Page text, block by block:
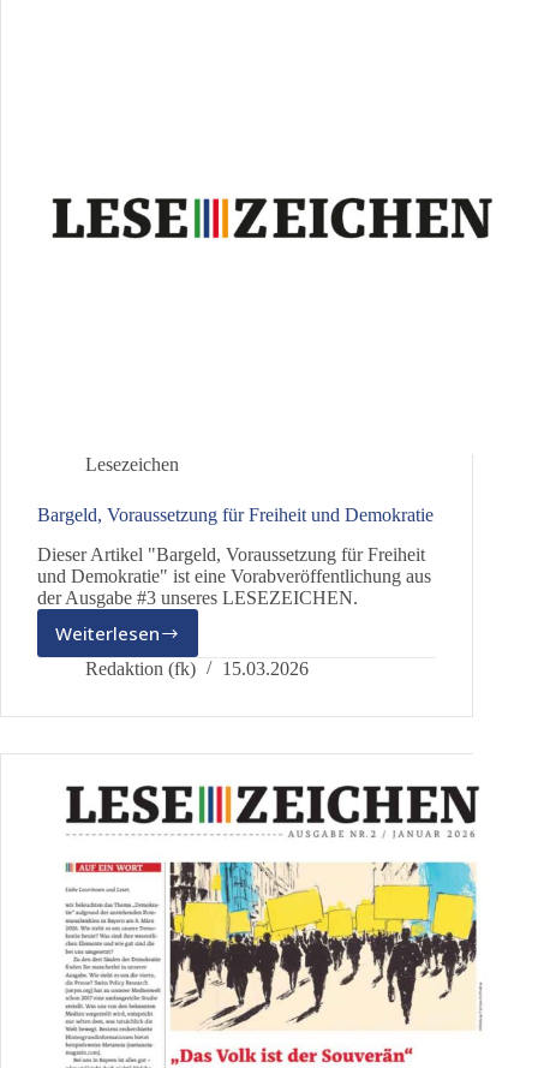
Lesezeichen
Bargeld, Voraussetzung für Freiheit und Demokratie
Dieser Artikel "Bargeld, Voraussetzung für Freiheit
und Demokratie" ist eine Vorabveröffentlichung aus
der Ausgabe #3 unseres LESEZEICHEN.
Weiterlesen
Bargeld,
Voraussetzung
Freiheit
Redaktion (fk) 15.03.2026